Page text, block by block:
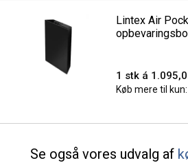
Lintex Air
1 stk á
Køb mere til kun:
Se også vores udvalg af